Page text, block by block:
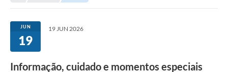
JUN
19
19 JUN 2026
Informação, cuidado e momentos especiais